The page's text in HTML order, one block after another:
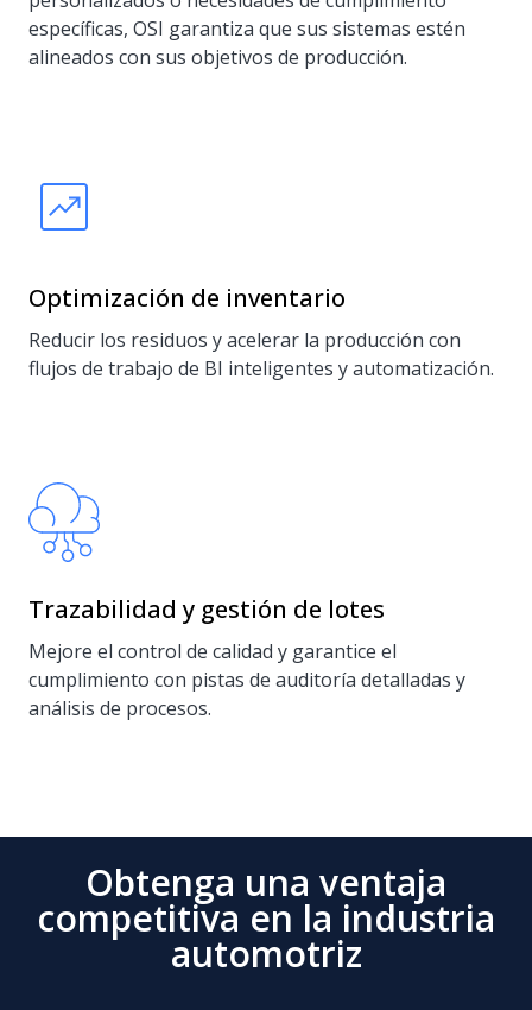
específicas, OSI garantiza que sus sistemas estén
alineados con sus objetivos de producción.
Optimización de inventario
Reducir los residuos y acelerar la producción con
flujos de trabajo de BI inteligentes y automatización.
Trazabilidad y gestión de lotes
Mejore el control de calidad y garantice el
cumplimiento con pistas de auditoría detalladas y
análisis de procesos.
Obtenga una ventaja
competitiva en la industria
automotriz